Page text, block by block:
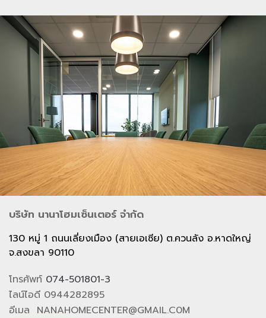
บริษัท นานาโฮมเซ็นเตอร์ จำกัด
130 หมู่ 1 ถนนเลี่ยงเมือง (สายเอเซีย) ต.ควนลัง อ.หาดใหญ่
จ.สงขลา 90110
โทรศัพท์ 074-501801-3
ไลน์ไอดี 0944282895
อีเมล NANAHOMECENTER@GMAIL.C0M